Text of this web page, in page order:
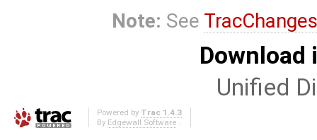
Note: See
Unified
Powered by Trac 1.4.3
By Edgewall Software